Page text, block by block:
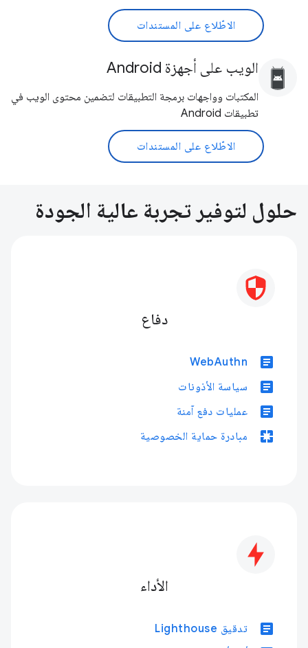
الاطّلاع على المستندات
الويب على أجهزة Android
المكتبات وواجهات برمجة التطبيقات لتضمين محتوى الويب في
تطبيقات Android
الاطّلاع على المستندات
حلول لتوفير تجربة عالية الجودة
دفاع
article
WebAuthn
article سياسة الأذونات
article عمليات دفع آمنة
pages مبادرة حماية الخصوصية
الأداء
article تدقيق Lighthouse